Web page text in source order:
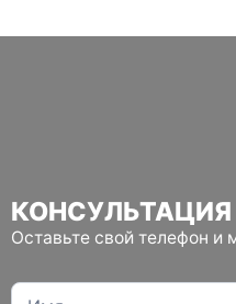
Оставьте свой телефон